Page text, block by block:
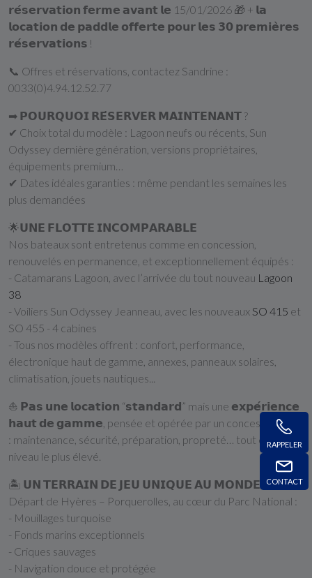
RAPPELER
CONTACT
𝗿𝗲́𝘀𝗲𝗿𝘃𝗮𝘁𝗶𝗼𝗻 𝗳𝗲𝗿𝗺𝗲 𝗮𝘃𝗮𝗻𝘁 𝗹𝗲 15/01/2026 🎁 + 𝗹𝗮
𝗹𝗼𝗰𝗮𝘁𝗶𝗼𝗻 𝗱𝗲 𝗽𝗮𝗱𝗱𝗹𝗲 𝗼𝗳𝗳𝗲𝗿𝘁𝗲 𝗽𝗼𝘂𝗿 𝗹𝗲𝘀 𝟯𝟬 𝗽𝗿𝗲𝗺𝗶𝗲̀𝗿𝗲𝘀
𝗿𝗲́𝘀𝗲𝗿𝘃𝗮𝘁𝗶𝗼𝗻𝘀 !
📞 Offres et réservations, contactez Sandrine :
0033(0)4.94.12.52.77
➡ 𝗣𝗢𝗨𝗥𝗤𝗨𝗢𝗜 𝗥𝗘́𝗦𝗘𝗥𝗩𝗘𝗥 𝗠𝗔𝗜𝗡𝗧𝗘𝗡𝗔𝗡𝗧 ?
✔ Choix total du modèle : Lagoon neufs ou récents, Sun
Odyssey dernière génération, versions propriétaires,
équipements premium…
✔ Dates idéales garanties : même pendant les semaines les
plus demandées
🌟𝗨𝗡𝗘 𝗙𝗟𝗢𝗧𝗧𝗘 𝗜𝗡𝗖𝗢𝗠𝗣𝗔𝗥𝗔𝗕𝗟𝗘
Nos bateaux sont entretenus comme en concession,
renouvelés en permanence, et exceptionnellement équipés :
- Catamarans Lagoon, avec l’arrivée du tout nouveau Lagoon
38
- Voiliers Sun Odyssey Jeanneau, avec les nouveaux SO 415 et
SO 455 - 4 cabines
- Tous nos modèles offrent : confort, performance,
électronique haut de gamme, annexes, panneaux solaires,
climatisation, jouets nautiques...
⛵ 𝗣𝗮𝘀 𝘂𝗻𝗲 𝗹𝗼𝗰𝗮𝘁𝗶𝗼𝗻 “𝘀𝘁𝗮𝗻𝗱𝗮𝗿𝗱” mais une 𝗲𝘅𝗽𝗲́𝗿𝗶𝗲𝗻𝗰𝗲
𝗵𝗮𝘂𝘁 𝗱𝗲 𝗴𝗮𝗺𝗺𝗲, pensée et opérée par un concessionnaire
: maintenance, sécurité, préparation, propreté… tout est au
niveau le plus élevé.
🏝 𝗨𝗡 𝗧𝗘𝗥𝗥𝗔𝗜𝗡 𝗗𝗘 𝗝𝗘𝗨 𝗨𝗡𝗜𝗤𝗨𝗘 𝗔𝗨 𝗠𝗢𝗡𝗗𝗘
Départ de Hyères – Porquerolles, au cœur du Parc National :
- Mouillages turquoise
- Fonds marins exceptionnels
- Criques sauvages
- Navigation douce et protégée